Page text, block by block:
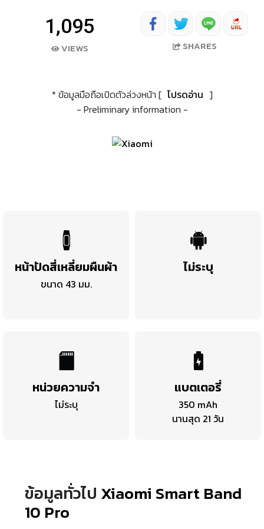
1,095
VIEWS SHARES
* ข้อมูลมือถือเปิดตัวล่วงหน้า [ โปรดอ่าน ]
- Preliminary information -
หน้าปัดสี่เหลี่ยมผืนผ้า
ขนาด 43 มม.
ไม่ระบุ
หน่วยความจำ
ไม่ระบุ
แบตเตอรี่
350 mAh
นานสุด 21 วัน
ข้อมูลทั่วไป Xiaomi Smart Band
10 Pro